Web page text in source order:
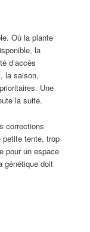
Où la plante
la
d’accès
la saison,
Une
la suite.
corrections
petite tente, trop
pour un espace
génétique doit